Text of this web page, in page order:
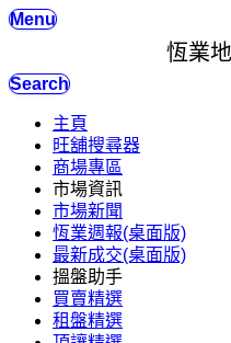
Menu
恆業
Search
主頁
旺舖搜尋器
商場專區
市場資訊
市場新聞
恆業週報(桌面版)
最新成交(桌面版)
搵盤助手
買賣精選
租盤精選